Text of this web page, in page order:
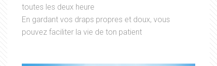
toutes les deux heure
En gardant vos draps propres et doux, vous
pouvez faciliter la vie de ton patient